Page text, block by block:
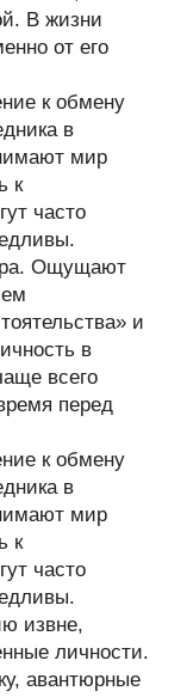
В жизни
от его
к обмену
в
мир
к
часто
Ощущают
и
в
всего
перед
к обмену
в
мир
к
часто
извне,
личности.
авантюрные